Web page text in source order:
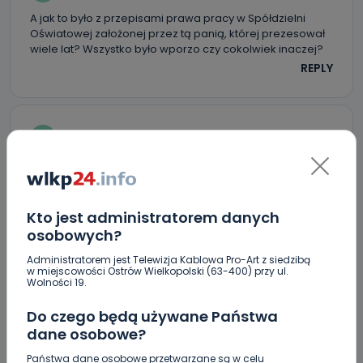
Kto jest administratorem danych
osobowych?
Administratorem jest Telewizja Kablowa Pro-Art z siedzibą
w miejscowości Ostrów Wielkopolski (63-400) przy ul.
Wolności 19.
Do czego będą używane Państwa
dane osobowe?
Państwa dane osobowe przetwarzane są w celu
A jak to było z przepisami prawa pracy w Spółdzielni
Oświatowej założonej przez tą panią, której prezesował
wiele lat? Wszystko było wporzo czy cokolwiek inaczej?
REPLY
...
Ostrów przeprasza całą Polskę…. nie mamy na nią